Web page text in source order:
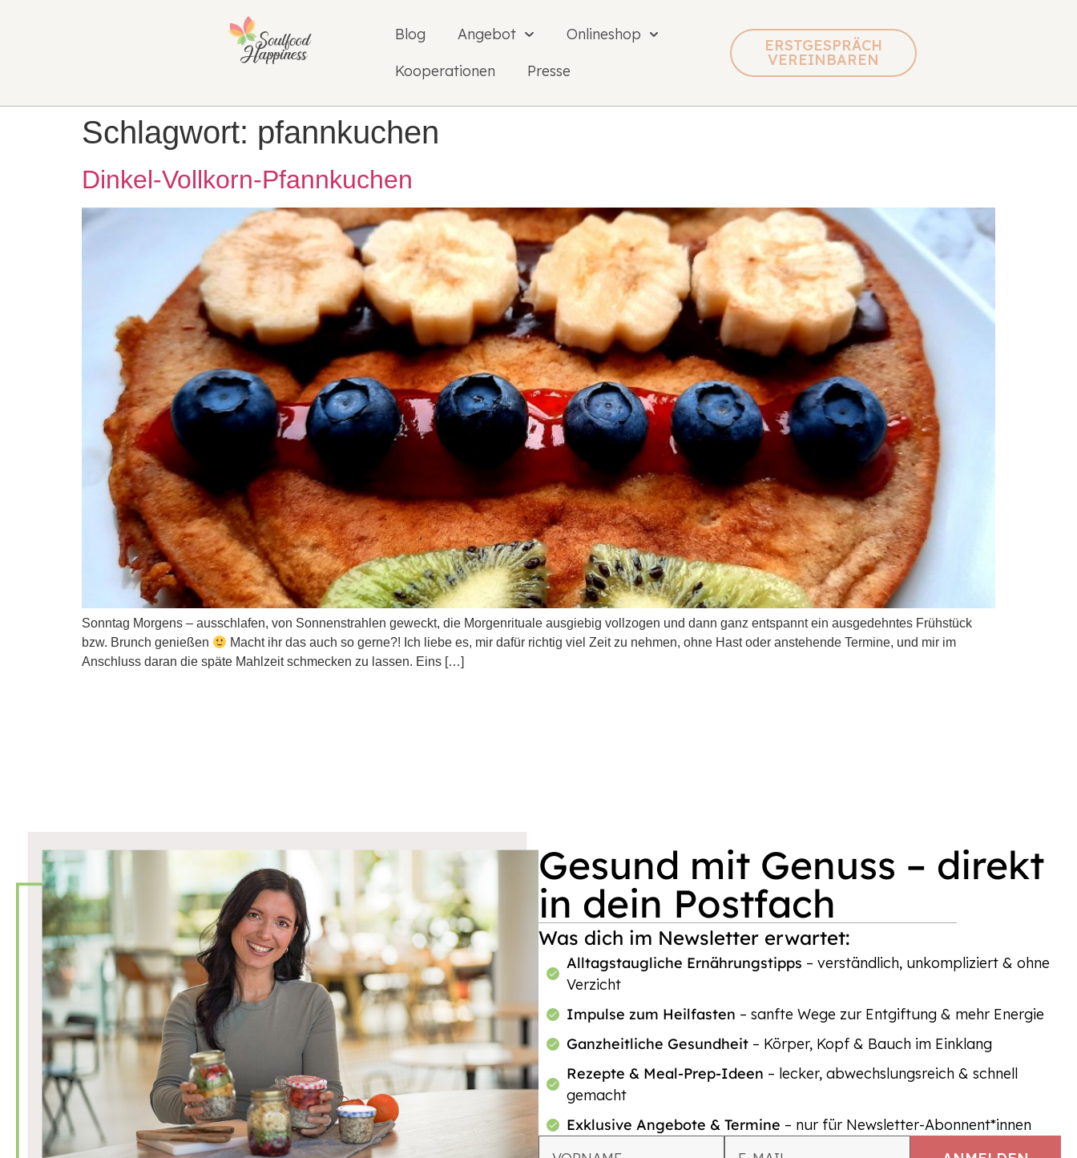
Blog Angebot
Onlineshop
Kooperationen
Presse
ERSTGESPRÄCH
VEREINBAREN
Schlagwort: pfannkuchen
Dinkel-Vollkorn-Pfannkuchen
Sonntag Morgens – ausschlafen, von Sonnenstrahlen geweckt, die Morgenrituale ausgiebig vollzogen und dann ganz entspannt ein ausgedehntes Frühstück
bzw. Brunch genießen
Macht ihr das auch so gerne?! Ich liebe es, mir dafür richtig viel Zeit zu nehmen, ohne Hast oder anstehende Termine, und mir im
Anschluss daran die späte Mahlzeit schmecken zu lassen. Eins […]
Gesund mit Genuss – direkt
in dein Postfach
Was dich im Newsletter erwartet:
Alltagstaugliche Ernährungstipps – verständlich, unkompliziert & ohne
Verzicht
Impulse zum Heilfasten – sanfte Wege zur Entgiftung & mehr Energie
Ganzheitliche Gesundheit – Körper, Kopf & Bauch im Einklang
Rezepte & Meal-Prep-Ideen – lecker, abwechslungsreich & schnell
gemacht
Exklusive Angebote & Termine – nur für Newsletter-Abonnent*innen